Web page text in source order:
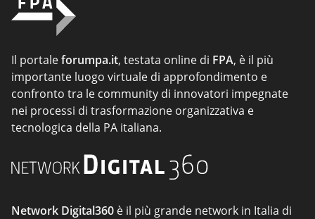
Il portaleforumpa.it, testata online di FPA, è il più
importante luogo virtuale di approfondimento e
confronto tra le community di innovatori impegnate
nei processi di trasformazione organizzativa e
tecnologica della PA italiana.
Network Digital360 è il più grande network in Italia di